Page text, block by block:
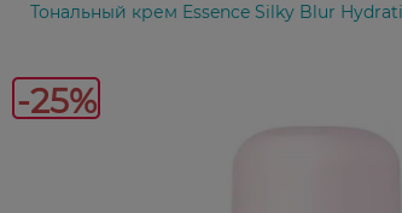
Тональный крем Essence Silky Blur
-25%